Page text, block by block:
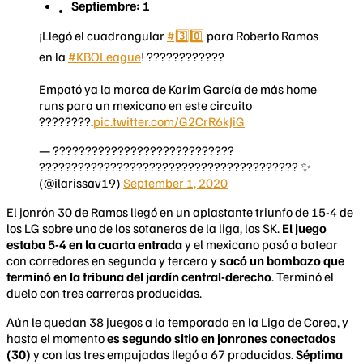
Septiembre: 1
¡Llegó el cuadrangular #3️⃣0️⃣ para Roberto Ramos
en la #KBOLeague! ????????????
Empató ya la marca de Karim García de más home
runs para un mexicano en este circuito
????????.pic.twitter.com/G2CrR6kJiG
— ????????????????????????????
???????????????????????????????????????? ✨
(@ilarissav19) September 1, 2020
El jonrón 30 de Ramos llegó en un aplastante triunfo de 15-4 de
los LG sobre uno de los sotaneros de la liga, los SK. El juego
estaba 5-4 en la cuarta entraday el mexicano pasó a batear
con corredores en segunda y tercera ysacó un bombazo que
terminó en la tribuna del jardín central-derecho. Terminó el
duelo con tres carreras producidas.
Aún le quedan 38 juegos a la temporada en la Liga de Corea, y
hasta el momentoes segundo sitio en jonrones conectados
(30) y con las tres empujadas llegó a 67 producidas.Séptima